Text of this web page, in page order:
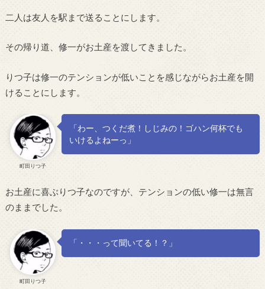
二人は友人を駅まで送ることにします。
その帰り道、修一がお土産を渡してきました。
りつ子は修一のテンションが低いことを感じながらお土産を開
けることにします。
町田りつ子
「わー、つくだ煮！しじみの！ゴハン何杯でも
いけるよねーっ」
お土産に喜ぶりつ子なのですが、テンションの低い修一は無言
のままでした。
町田りつ子
「・・・って聞いてる！？」